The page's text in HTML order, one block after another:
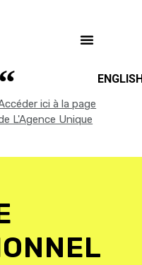
ici à la page
L'Agence Unique